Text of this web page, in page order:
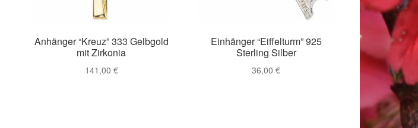
Anhänger “Kreuz” 333 Gelbgold
mit Zirkonia
141,00 €
Einhänger “Eiffelturm” 925
Sterling Silber
36,00€